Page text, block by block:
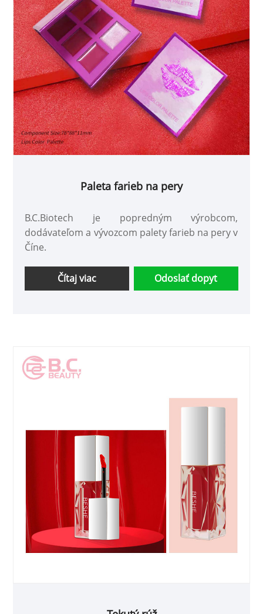
Paleta farieb na pery
B.C.Biotech je popredným výrobcom,
dodávateľom a vývozcom palety farieb na pery v
Číne.
Čítaj viac Odoslať dopyt